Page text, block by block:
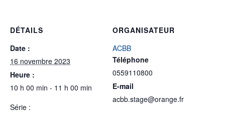
DÉTAILS
Date :
16 novembre 2023
Heure :
10 h 00 min - 11 h 00 min
Série :
ORGANISATEUR
ACBB
Téléphone
0559110800
E-mail
acbb.stage@orange.fr